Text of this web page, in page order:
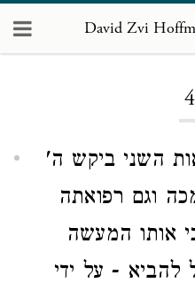
David Zvi
השני ביקש ה'
וגם רפואתה
אותו המעשה
להביא - על ידי